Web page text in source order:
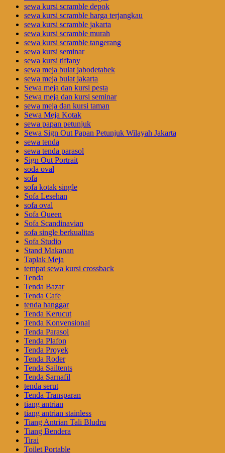
sewa kursi scramble depok
sewa kursi scramble harga terjangkau
sewa kursi scramble jakarta
sewa kursi scramble murah
sewa kursi scramble tangerang
sewa kursi seminar
sewa kursi tiffany
sewa meja bulat jabodetabek
sewa meja bulat jakarta
Sewa meja dan kursi pesta
Sewa meja dan kursi seminar
sewa meja dan kursi taman
Sewa Meja Kotak
sewa papan petunjuk
Sewa Sign Out Papan Petunjuk Wilayah Jakarta
sewa tenda
sewa tenda parasol
Sign Out Portrait
soda oval
sofa
sofa kotak single
Sofa Lesehan
sofa oval
Sofa Queen
Sofa Scandinavian
sofa single berkualitas
Sofa Studio
Stand Makanan
Taplak Meja
tempat sewa kursi crossback
Tenda
Tenda Bazar
Tenda Cafe
tenda hanggar
Tenda Kerucut
Tenda Konvensional
Tenda Parasol
Tenda Plafon
Tenda Proyek
Tenda Roder
Tenda Sailtents
Tenda Sarnafil
tenda serut
Tenda Transparan
tiang antrian
tiang antrian stainless
Tiang Antrian Tali Bludru
Tiang Bendera
Tirai
Toilet Portable